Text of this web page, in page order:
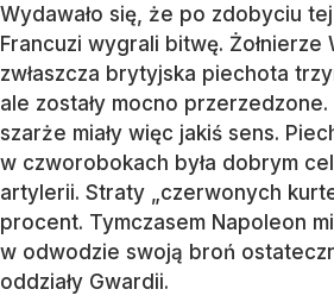
Wydawało się, że po zdobyciu
Francuzi wygrali bitwę. Żołnierze
zwłaszcza brytyjska piechota
ale zostały mocno
szarże miały więc jakiś sens.
w czworobokach była dobrym
artylerii. Straty „czerwonych
procent. Tymczasem Napoleon
w odwodzie swoją broń
oddziały Gwardii.